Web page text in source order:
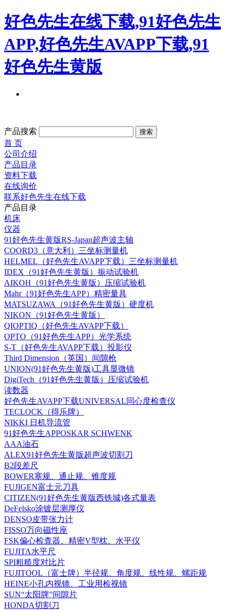
好色先生在线下载,91好色先生
APP,好色先生AVAPP下载,91
好色先生黄版
产品搜索
首 页
公司介绍
产品目录
资料下载
在线询价
联系好色先生在线下载
产品目录
机床
仪器
91好色先生黄版RS-Japan超声波主轴
COORD3（意大利）三坐标测量机
HELMEL（好色先生AVAPP下载）三坐标测量机
IDEX（91好色先生黄版）振动试验机
AIKOH（91好色先生黄版）压缩试验机
Mahr（91好色先生APP）精密量具
MATSUZAWA（91好色先生黄版）硬度机
NIKON（91好色先生黄版）
QIOPTIQ（好色先生AVAPP下载）
OPTO（91好色先生APP）光学系统
S-T（好色先生AVAPP下载）投影仪
Third Dimension（英国）间隙枪
UNION(91好色先生黄版)工具显微镜
DigiTech（91好色先生黄版）压缩试验机
读数器
好色先生AVAPP下载UNIVERSAL同心度检查仪
TECLOCK（得乐牌）
NIKKI 日机导流管
91好色先生APPOSKAR SCHWENK
AAA油石
ALEX91好色先生黄版超声波切割刀
B2段差尺
BOWER塞规、通止规、锥度规
FUJIGEN富士元刀具
CITIZEN(91好色先生黄版西铁城)各式量表
DeFelsko涂镀层测厚仪
DENSO皮带张力计
FISSO万向磁性座
FSK偏心检查器、精密V型枕、水平仪
FUJITA水平尺
SPI粗糙度对比片
FUJITOOL（富士牌）半径规、角度规、线性规、螺距规
HEINE小孔内视镜、工业用检视镜
SUN“太阳牌”间隙片
HONDA切割刀